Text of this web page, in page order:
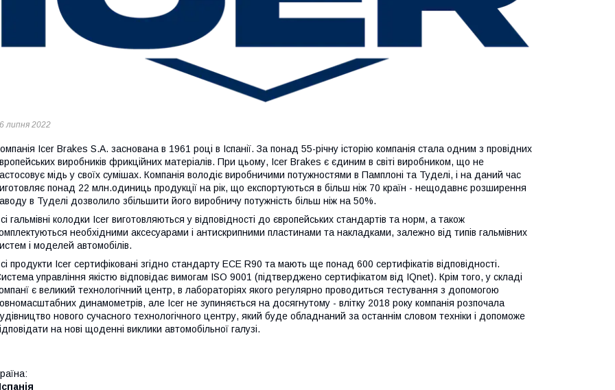
липня 2022
Icer Brakes S.A. заснована в 1961 році в Іспанії. За понад 55-річну історію компанія стала одним з провідних
виробників фрикційних матеріалів. При цьому, Icer Brakes є єдиним в світі виробником, що не
мідь у своїх сумішах. Компанія володіє виробничими потужностями в Памплоні та Туделі, і на даний час
понад 22 млн.одиниць продукції на рік, що експортуються в більш ніж 70 країн - нещодавнє розширення
в Туделі дозволило збільшити його виробничу потужність більш ніж на 50%.
гальмівні колодки Icer виготовляються у відповідності до європейських стандартів та норм, а також
необхідними аксесуарами і антискрипними пластинами та накладками, залежно від типів гальмівних
і моделей автомобілів.
продукти Icer сертифіковані згідно стандарту ECE R90 та мають ще понад 600 сертифікатів відповідності.
управління якістю відповідає вимогам ISO 9001 (підтверджено сертифікатом від IQnet). Крім того, у складі
є великий технологічний центр, в лабораторіях якого регулярно проводиться тестування з допомогою
динамометрів, але Icer не зупиняється на досягнутому - влітку 2018 року компанія розпочала
нового сучасного технологічного центру, який буде обладнаний за останнім словом техніки і допоможе
на нові щоденні виклики автомобільної галузі.